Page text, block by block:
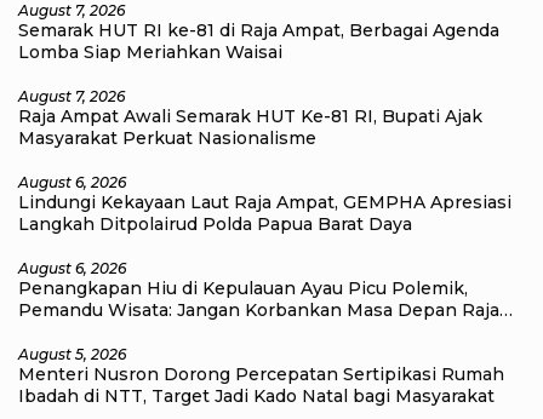
August 7, 2026
Semarak HUT RI ke-81 di Raja Ampat, Berbagai Agenda
Lomba Siap Meriahkan Waisai
August 7, 2026
Raja Ampat Awali Semarak HUT Ke-81 RI, Bupati Ajak
Masyarakat Perkuat Nasionalisme
August 6, 2026
Lindungi Kekayaan Laut Raja Ampat, GEMPHA Apresiasi
Langkah Ditpolairud Polda Papua Barat Daya
August 6, 2026
Penangkapan Hiu di Kepulauan Ayau Picu Polemik,
Pemandu Wisata: Jangan Korbankan Masa Depan Raja
August 5, 2026
Menteri Nusron Dorong Percepatan Sertipikasi Rumah
Ibadah di NTT, Target Jadi Kado Natal bagi Masyarakat